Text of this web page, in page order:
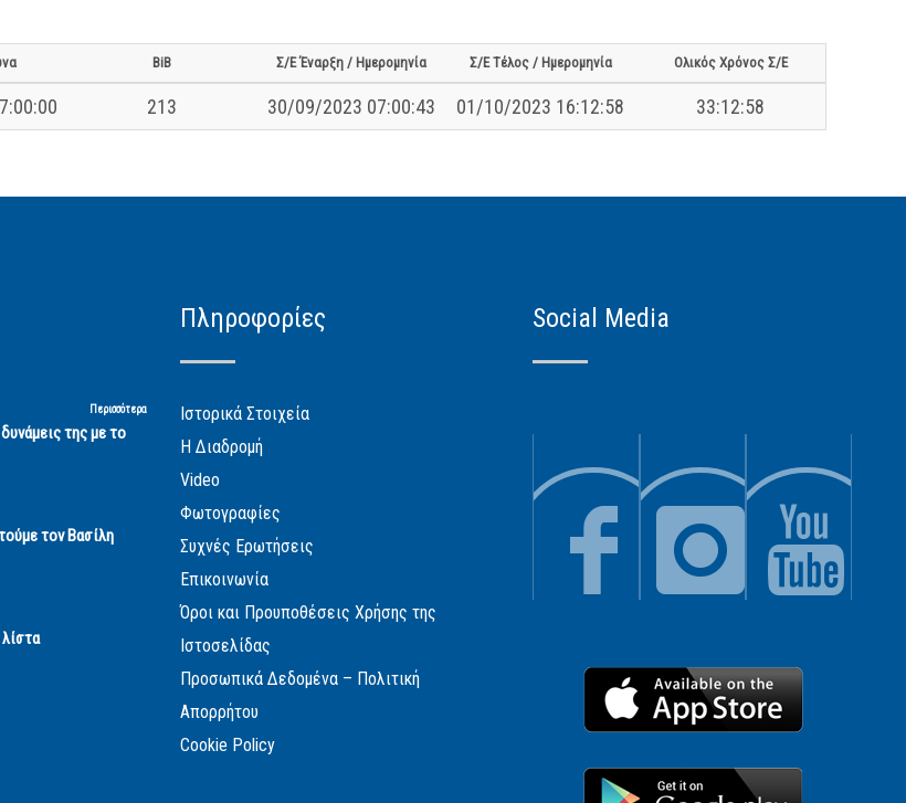
BiB Σ/Ε Έναρξη / Ημερομηνία Σ/Ε Τέλος / Ημερομηνία Ολικός Χρόνος Σ/Ε
213 30/09/2023 07:00:43 01/10/2023 16:12:58 33:12:58
Περισσότερα
της με το
τον Βασίλη
Πληροφορίες
Ιστορικά Στοιχεία
Η Διαδρομή
Video
Φωτογραφίες
Συχνές Ερωτήσεις
Επικοινωνία
Όροι και Προυποθέσεις Χρήσης της
Ιστοσελίδας
Προσωπικά Δεδομένα – Πολιτική
Απορρήτου
Cookie Policy
Social Media